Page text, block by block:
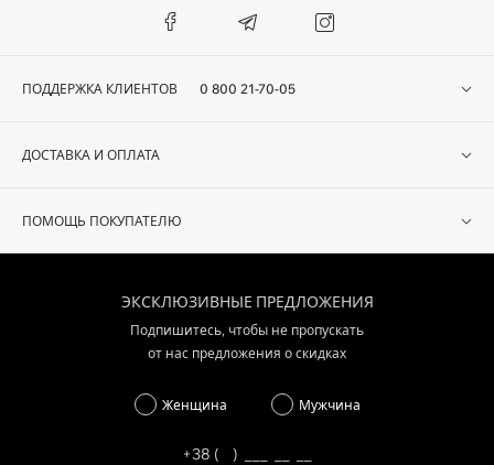
ПОДДЕРЖКА КЛИЕНТОВ 0 800 21-70-05
ДОСТАВКА И ОПЛАТА
ПОМОЩЬ ПОКУПАТЕЛЮ
ЭКСКЛЮЗИВНЫЕ ПРЕДЛОЖЕНИЯ
Подпишитесь, чтобы не пропускать
от нас предложения о скидках
Женщина Мужчина